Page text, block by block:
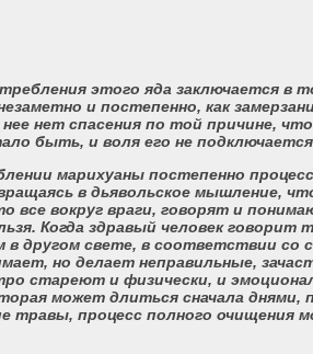
этого яда заключается в
и постепенно, как
нет спасения по той причине,
быть, и воля его не
марихуаны постепенно
в дьявольское мышление,
все вокруг враги, говорят и
Когда здравый человек говорит
другом свете, в соответствии со
но делает неправильные,
стареют и физически, и
может длиться сначала днями,
травы, процесс полного очищения